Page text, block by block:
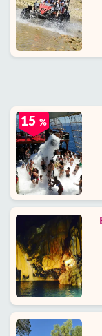
15 %